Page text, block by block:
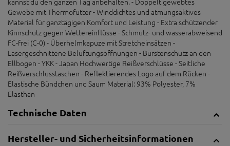
Gewebe mit Thermofutter - Winddichtes und atmungsaktives
Material für ganztägigen Komfort und Leistung - Extra schützender
Kinnschutz gegen Wettereinflüsse - Schmutz- und wasserabweisend
FC-frei (C-0) - Überhelmkapuze mit Stretcheinsätzen -
Lasergeschnittene Belüftungsöffnungen - Bürstenschutz an den
Ellbogen - YKK - Japan Hochwertige Reißverschlüsse - Seitliche
Reißverschlusstaschen - Reflektierendes Logo auf dem Rücken -
Elastische Bündchen und Saum Material: 93% Polyester, 7%
Elasthan
Technische Daten
Hersteller- und Sicherheitsinformationen